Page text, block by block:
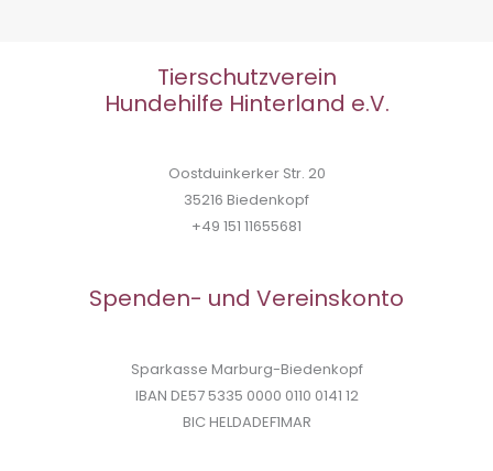
Tierschutzverein
Hundehilfe Hinterland e.V.
Oostduinkerker Str. 20
35216 Biedenkopf
+49 151 11655681
Spenden- und Vereinskonto
Sparkasse Marburg-Biedenkopf
IBAN DE57 5335 0000 0110 0141 12
BIC HELDADEF1MAR